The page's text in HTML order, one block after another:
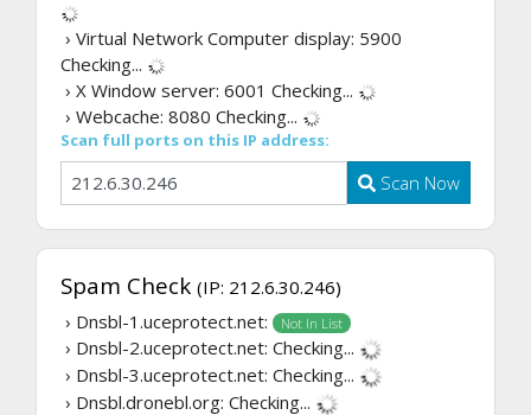
› Virtual Network Computer display: 5900
Checking...
› X Window server: 6001 Checking...
› Webcache: 8080 Checking...
Scan full ports on this IP address:
Scan Now
Spam Check (IP: 212.6.30.246)
› Dnsbl-1.uceprotect.net:
Not In List
› Dnsbl-2.uceprotect.net: Checking...
› Dnsbl-3.uceprotect.net: Checking...
› Dnsbl.dronebl.org: Checking...